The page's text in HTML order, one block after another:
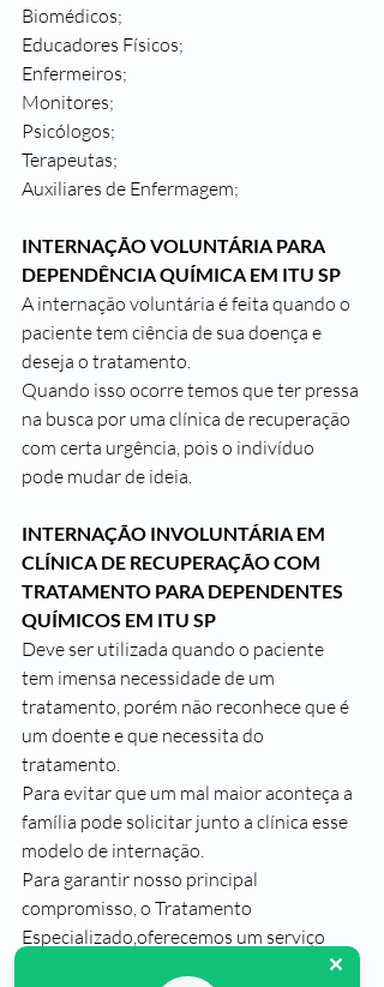
Biomédicos;
Educadores Físicos;
Enfermeiros;
Monitores;
Psicólogos;
Terapeutas;
Auxiliares de Enfermagem;
INTERNAÇÃO VOLUNTÁRIA PARA
DEPENDÊNCIA QUÍMICA EM ITU SP
A internação voluntária é feita quando o
paciente tem ciência de sua doença e
deseja o tratamento.
Quando isso ocorre temos que ter pressa
na busca por uma clínica de recuperação
com certa urgência, pois o indivíduo
pode mudar de ideia.
INTERNAÇÃO INVOLUNTÁRIA EM
CLÍNICA DE RECUPERAÇÃO COM
TRATAMENTO PARA DEPENDENTES
QUÍMICOS EM ITU SP
Deve ser utilizada quando o paciente
tem imensa necessidade de um
tratamento, porém não reconhece que é
um doente e que necessita do
tratamento.
Para evitar que um mal maior aconteça a
família pode solicitar junto a clínica esse
modelo de internação.
Para garantir nosso principal
compromisso, o Tratamento
Especializado,oferecemos um serviço
com base nos mais avançados estudos